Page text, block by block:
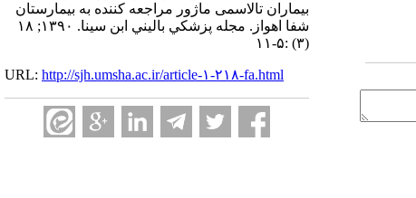
بیماران تالاسمی ماژور مراجعه کننده به بیمارستان
شفا اهواز. مجله پزشكي باليني ابن سينا. ۱۳۹۰; ۱۸
(۳) :۵-۱۱
URL: http://sjh.umsha.ac.ir/article-۱-۲۱۸-fa.html